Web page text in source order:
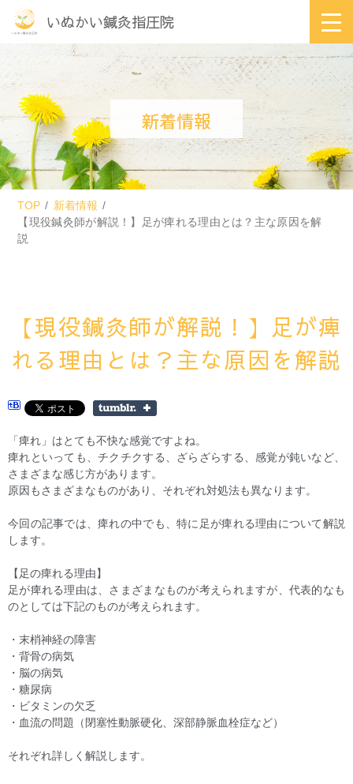
いぬかい鍼灸指圧院
新着情報
TOP
新着情報
【現役鍼灸師が解説！】足が痺れる理由とは？主な原因を解
説
【現役鍼灸師が解説！】足が痺
れる理由とは？主な原因を解説
「痺れ」はとても不快な感覚ですよね。
痺れといっても、チクチクする、ざらざらする、感覚が鈍いなど、
さまざまな感じ方があります。
原因もさまざまなものがあり、それぞれ対処法も異なります。
今回の記事では、痺れの中でも、特に足が痺れる理由について解説
します。
【足の痺れる理由】
足が痺れる理由は、さまざまなものが考えられますが、代表的なも
のとしては下記のものが考えられます。
・末梢神経の障害
・背骨の病気
・脳の病気
・糖尿病
・ビタミンの欠乏
・血流の問題（閉塞性動脈硬化、深部静脈血栓症など）
それぞれ詳しく解説します。